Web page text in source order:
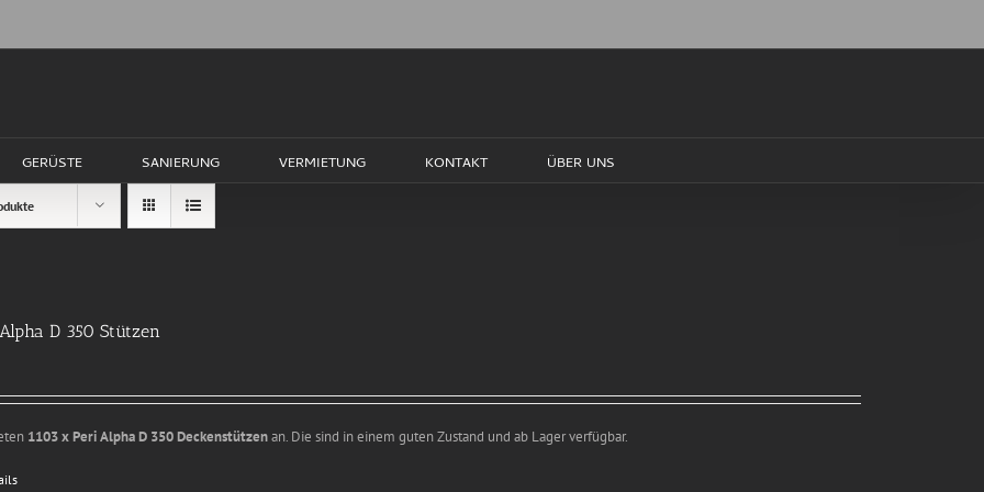
GERÜSTE SANIERUNG VERMIETUNG KONTAKT ÜBER UNS
D 350 Stützen
1103 x Peri Alpha D 350 Deckenstützenan. Die sind in einem guten Zustand und ab Lager verfügbar.